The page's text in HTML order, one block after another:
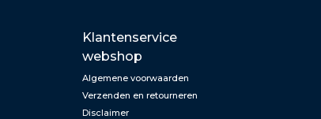
Klantenservice
webshop
Algemene voorwaarden
Verzenden en retourneren
Disclaimer